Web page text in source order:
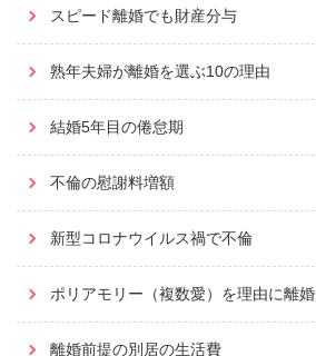
スピード離婚でも財産分与
熟年夫婦が離婚を選ぶ10の理由
結婚5年目の倦怠期
不倫の慰謝料増額
新型コロナウイルス禍で不倫
ポリアモリー（複数愛）を理由に離婚
離婚前提の別居の生活費